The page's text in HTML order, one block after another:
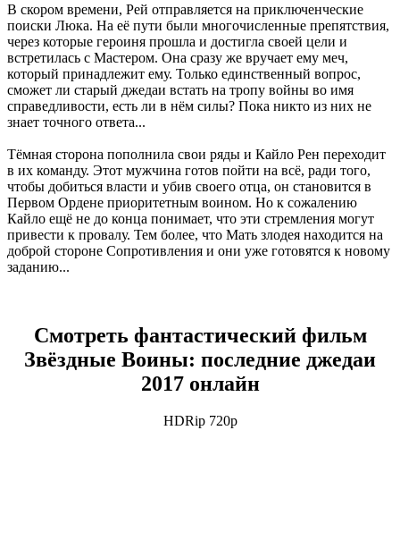
В скором времени, Рей отправляется на приключенческие
поиски Люка. На её пути были многочисленные препятствия,
через которые героиня прошла и достигла своей цели и
встретилась с Мастером. Она сразу же вручает ему меч,
который принадлежит ему. Только единственный вопрос,
сможет ли старый джедаи встать на тропу войны во имя
справедливости, есть ли в нём силы? Пока никто из них не
знает точного ответа...
Тёмная сторона пополнила свои ряды и Кайло Рен переходит
в их команду. Этот мужчина готов пойти на всё, ради того,
чтобы добиться власти и убив своего отца, он становится в
Первом Ордене приоритетным воином. Но к сожалению
Кайло ещё не до конца понимает, что эти стремления могут
привести к провалу. Тем более, что Мать злодея находится на
доброй стороне Сопротивления и они уже готовятся к новому
заданию...
Смотреть фантастический фильм
Звёздные Воины: последние джедаи
2017 онлайн
HDRip 720p